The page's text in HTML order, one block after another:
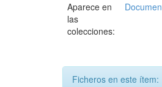
Aparece en
las
colecciones:
Ficheros en este ítem: